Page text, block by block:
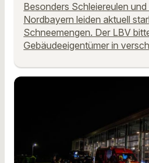
Besonders Schleiereulen
Nordbayern leiden aktuell
Schneemengen. Der LBV
Gebäudeeigentümer in